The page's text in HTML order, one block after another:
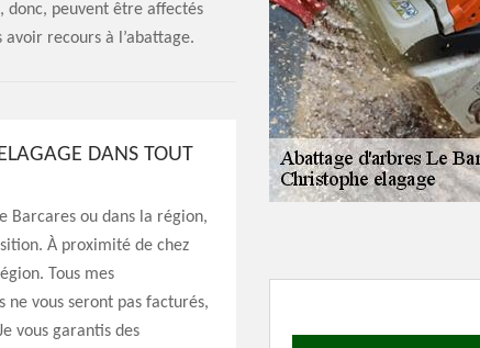
donc, peuvent être affectés
recours à l’abattage.
DANS TOUT
Barcares ou dans la région,
À proximité de chez
Tous mes
ne vous seront pas facturés,
vous garantis des